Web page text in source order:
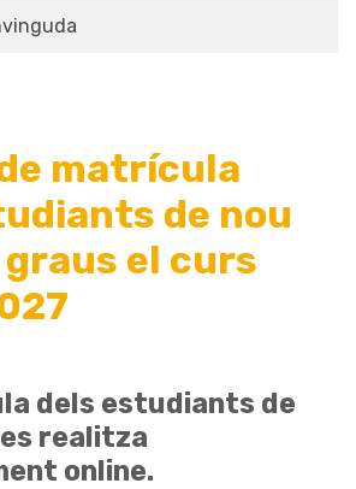
matrícula
de nou
graus el curs
dels estudiants de
realitza
online.